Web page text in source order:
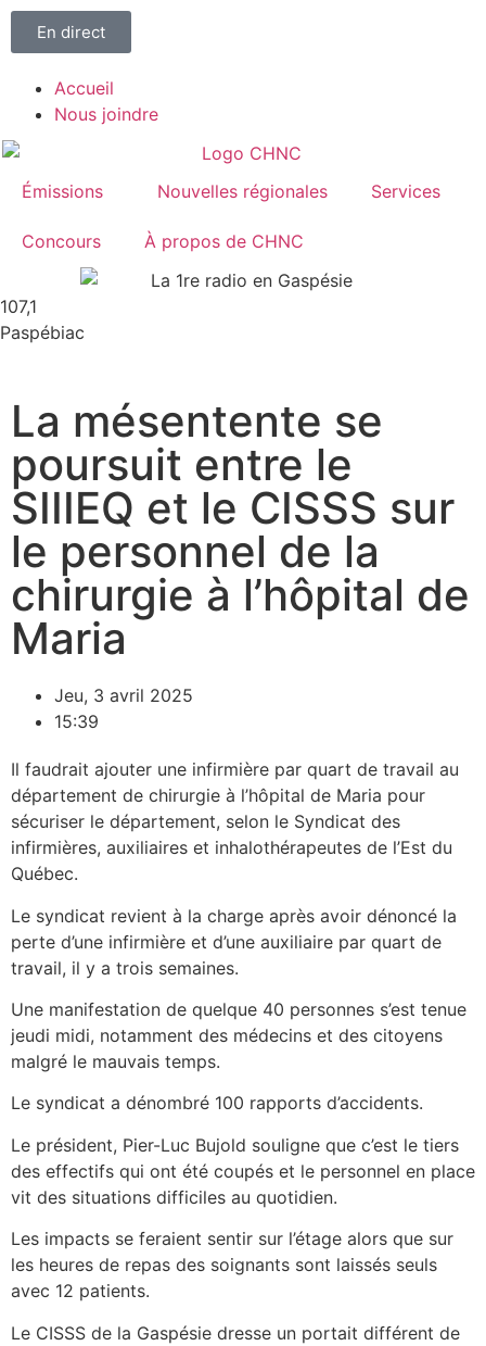
En direct
Accueil
Nous joindre
Émissions Nouvelles régionales Services
Concours À propos de CHNC
107,1
Paspébiac
La mésentente se
poursuit entre le
SIIIEQ et le CISSS sur
le personnel de la
chirurgie à l’hôpital de
Maria
Jeu, 3 avril 2025
15:39
Il faudrait ajouter une infirmière par quart de travail au
département de chirurgie à l’hôpital de Maria pour
sécuriser le département, selon le Syndicat des
infirmières, auxiliaires et inhalothérapeutes de l’Est du
Québec.
Le syndicat revient à la charge après avoir dénoncé la
perte d’une infirmière et d’une auxiliaire par quart de
travail, il y a trois semaines.
Une manifestation de quelque 40 personnes s’est tenue
jeudi midi, notamment des médecins et des citoyens
malgré le mauvais temps.
Le syndicat a dénombré 100 rapports d’accidents.
Le président, Pier-Luc Bujold souligne que c’est le tiers
des effectifs qui ont été coupés et le personnel en place
vit des situations difficiles au quotidien.
Les impacts se feraient sentir sur l’étage alors que sur
les heures de repas des soignants sont laissés seuls
avec 12 patients.
Le CISSS de la Gaspésie dresse un portait différent de